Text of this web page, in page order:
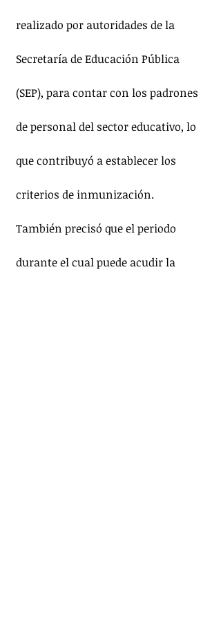
realizado por autoridades de la
Secretaría de Educación Pública
(SEP), para contar con los padrones
de personal del sector educativo, lo
que contribuyó a establecer los
criterios de inmunización.
También precisó que el periodo
durante el cual puede acudir la